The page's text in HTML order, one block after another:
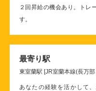
２回昇給の機会あり。トレ
す。
最寄り駅
東室蘭駅 [JR室蘭本線(長万
あなたの経験を活かして